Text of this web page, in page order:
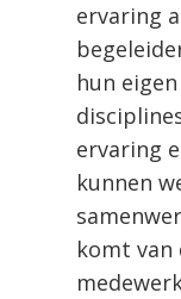
ervaring
hun
ervaring
kunnen
komt van